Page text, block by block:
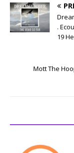
.
19
Mott The